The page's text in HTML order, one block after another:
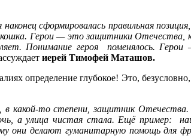
наконец сформировалась правильная
Герои — это защитники Отечества,
Понимание героя поменялось.
иерей Тимофей Маташов.
определение глубокое! Это,
какой-то степени, защитник
а улица чистая стала. Ещё пример:
делают гуманитарную помощь для